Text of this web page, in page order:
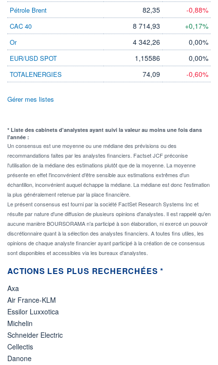
Pétrole Brent 82,35 -0,88%
CAC 40 8 714,93 +0,17%
Or 4 342,26 0,00%
EUR/USD SPOT 1,15586 0,00%
TOTALENERGIES 74,09 -0,60%
Gérer mes listes
* Liste des cabinets d'analystes ayant suivi la valeur au moins une fois dans
l'année :
Un consensus est une moyenne ou une médiane des prévisions ou des
recommandations faites par les analystes financiers. Factset JCF préconise
l'utilisation de la médiane des estimations plutôt que de la moyenne. La moyenne
présente en effet l'inconvénient d'être sensible aux estimations extrêmes d'un
échantillon, inconvénient auquel échappe la médiane. La médiane est donc l'estimation
la plus généralement retenue par la place financière.
Le présent consensus est fourni par la société FactSet Research Systems Inc et
résulte par nature d'une diffusion de plusieurs opinions d'analystes. Il est rappelé qu'en
aucune manière BOURSORAMA n'a participé à son élaboration, ni exercé un pouvoir
discrétionnaire quant à la sélection des analystes financiers. A toutes fins utiles, les
opinions de chaque analyste financier ayant participé à la création de ce consensus
sont disponibles et accessibles via les bureaux d'analystes.
ACTIONS LES PLUS RECHERCHÉES *
Axa
Air France-KLM
Essilor Luxxotica
Michelin
Schneider Electric
Cellectis
Danone